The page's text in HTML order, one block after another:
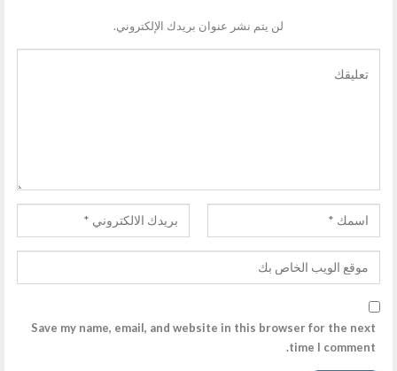
لن يتم نشر عنوان بريدك الإلكتروني.
Save my name, email, and website in this browser for the next
time I comment.